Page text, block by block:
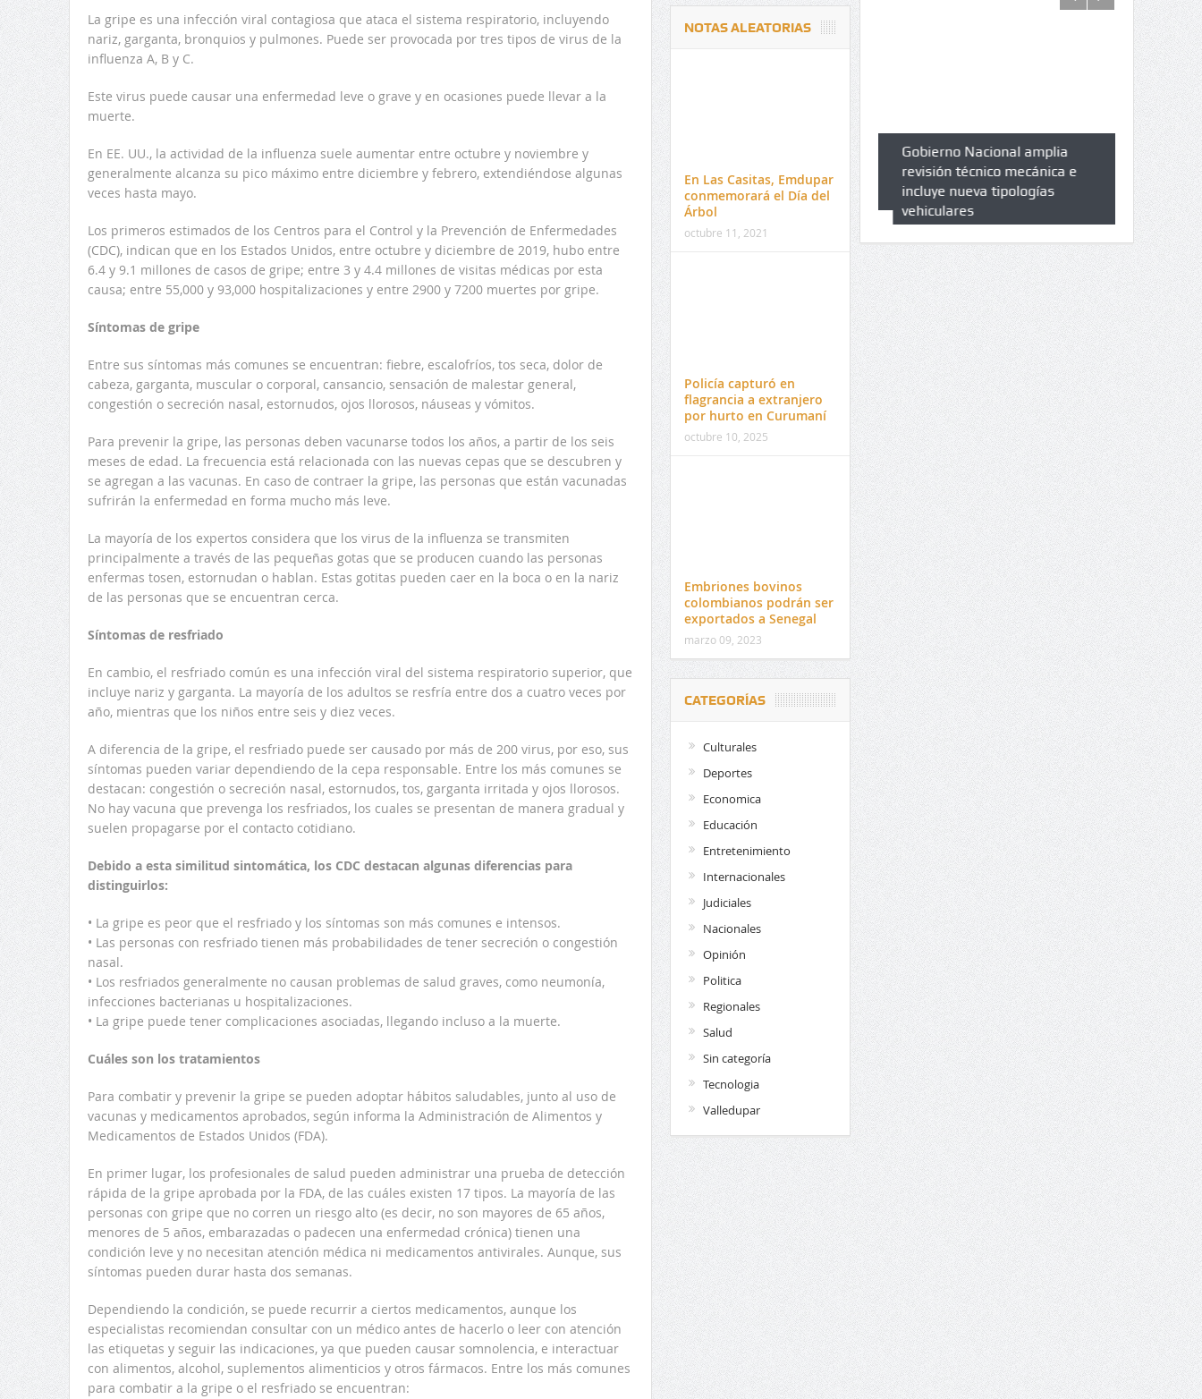
La gripe es una infección viral contagiosa que ataca el sistema respiratorio, incluyendo
nariz, garganta, bronquios y pulmones. Puede ser provocada por tres tipos de virus de la
influenza A, B y C.
Este virus puede causar una enfermedad leve o grave y en ocasiones puede llevar a la
muerte.
En EE. UU., la actividad de la influenza suele aumentar entre octubre y noviembre y
generalmente alcanza su pico máximo entre diciembre y febrero, extendiéndose algunas
veces hasta mayo.
Los primeros estimados de los Centros para el Control y la Prevención de Enfermedades
(CDC), indican que en los Estados Unidos, entre octubre y diciembre de 2019, hubo entre
6.4 y 9.1 millones de casos de gripe; entre 3 y 4.4 millones de visitas médicas por esta
causa; entre 55,000 y 93,000 hospitalizaciones y entre 2900 y 7200 muertes por gripe.
Síntomas de gripe
Entre sus síntomas más comunes se encuentran: fiebre, escalofríos, tos seca, dolor de
cabeza, garganta, muscular o corporal, cansancio, sensación de malestar general,
congestión o secreción nasal, estornudos, ojos llorosos, náuseas y vómitos.
Para prevenir la gripe, las personas deben vacunarse todos los años, a partir de los seis
meses de edad. La frecuencia está relacionada con las nuevas cepas que se descubren y
se agregan a las vacunas. En caso de contraer la gripe, las personas que están vacunadas
sufrirán la enfermedad en forma mucho más leve.
La mayoría de los expertos considera que los virus de la influenza se transmiten
principalmente a través de las pequeñas gotas que se producen cuando las personas
enfermas tosen, estornudan o hablan. Estas gotitas pueden caer en la boca o en la nariz
de las personas que se encuentran cerca.
Síntomas de resfriado
En cambio, el resfriado común es una infección viral del sistema respiratorio superior, que
incluye nariz y garganta. La mayoría de los adultos se resfría entre dos a cuatro veces por
año, mientras que los niños entre seis y diez veces.
A diferencia de la gripe, el resfriado puede ser causado por más de 200 virus, por eso, sus
síntomas pueden variar dependiendo de la cepa responsable. Entre los más comunes se
destacan: congestión o secreción nasal, estornudos, tos, garganta irritada y ojos llorosos.
No hay vacuna que prevenga los resfriados, los cuales se presentan de manera gradual y
suelen propagarse por el contacto cotidiano.
Debido a esta similitud sintomática, los CDC destacan algunas diferencias para
distinguirlos:
• La gripe es peor que el resfriado y los síntomas son más comunes e intensos.
• Las personas con resfriado tienen más probabilidades de tener secreción o congestión
nasal.
• Los resfriados generalmente no causan problemas de salud graves, como neumonía,
infecciones bacterianas u hospitalizaciones.
• La gripe puede tener complicaciones asociadas, llegando incluso a la muerte.
Cuáles son los tratamientos
Para combatir y prevenir la gripe se pueden adoptar hábitos saludables, junto al uso de
vacunas y medicamentos aprobados, según informa la Administración de Alimentos y
Medicamentos de Estados Unidos (FDA).
En primer lugar, los profesionales de salud pueden administrar una prueba de detección
rápida de la gripe aprobada por la FDA, de las cuáles existen 17 tipos. La mayoría de las
personas con gripe que no corren un riesgo alto (es decir, no son mayores de 65 años,
menores de 5 años, embarazadas o padecen una enfermedad crónica) tienen una
condición leve y no necesitan atención médica ni medicamentos antivirales. Aunque, sus
síntomas pueden durar hasta dos semanas.
Dependiendo la condición, se puede recurrir a ciertos medicamentos, aunque los
especialistas recomiendan consultar con un médico antes de hacerlo o leer con atención
las etiquetas y seguir las indicaciones, ya que pueden causar somnolencia, e interactuar
con alimentos, alcohol, suplementos alimenticios y otros fármacos. Entre los más comunes
para combatir a la gripe o el resfriado se encuentran:
NOTAS ALEATORIAS
En Las Casitas, Emdupar
conmemorará el Día del
Árbol
octubre 11, 2021
Policía capturó en
flagrancia a extranjero
por hurto en Curumaní
octubre 10, 2025
Embriones bovinos
colombianos podrán ser
exportados a Senegal
marzo 09, 2023
CATEGORÍAS
Culturales
Deportes
Economica
Educación
Entretenimiento
Internacionales
Judiciales
Nacionales
Opinión
Politica
Regionales
Salud
Sin categoría
Tecnologia
Valledupar
Delwin Jiménez, nuevo Contralor
Departamental del Cesar
El 17 de enero vence plazo de
venta de pines para matrícula en
preuniversitario de la UPC
Gobierno Nacional amplia
revisión técnico mecánica e
incluye nueva tipologías
vehiculares
Qué es un
cuáles son